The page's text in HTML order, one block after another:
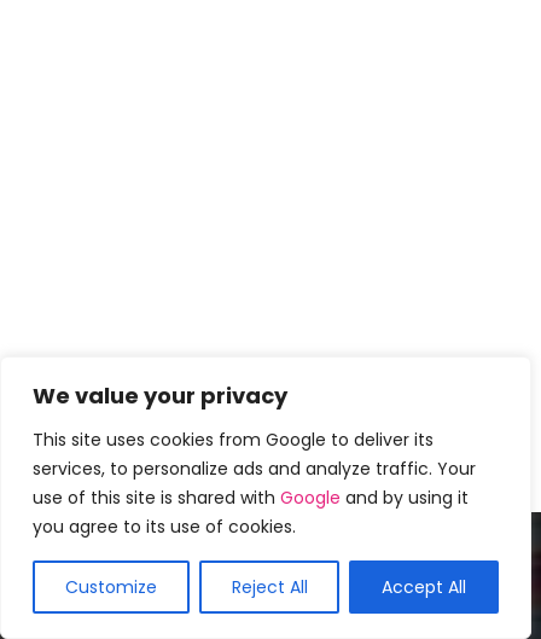
We value your privacy
This site uses cookies from Google to deliver its
services, to personalize ads and analyze traffic. Your
use of this site is shared with Google and by using it
you agree to its use of cookies.
Customize Reject All Accept All
Populares mais recentes